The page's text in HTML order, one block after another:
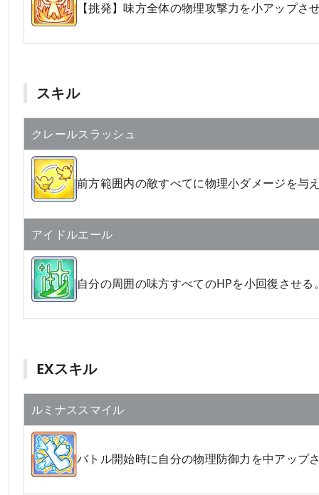
【挑発】味方全体の物理攻撃力を小アップ
スキル
クレールスラッシュ
前方範囲内の敵すべてに物理小ダメージを与
アイドルエール
自分の周囲の味方すべてのHPを小回復させる
EXスキル
ルミナススマイル
バトル開始時に自分の物理防御力を中アップ